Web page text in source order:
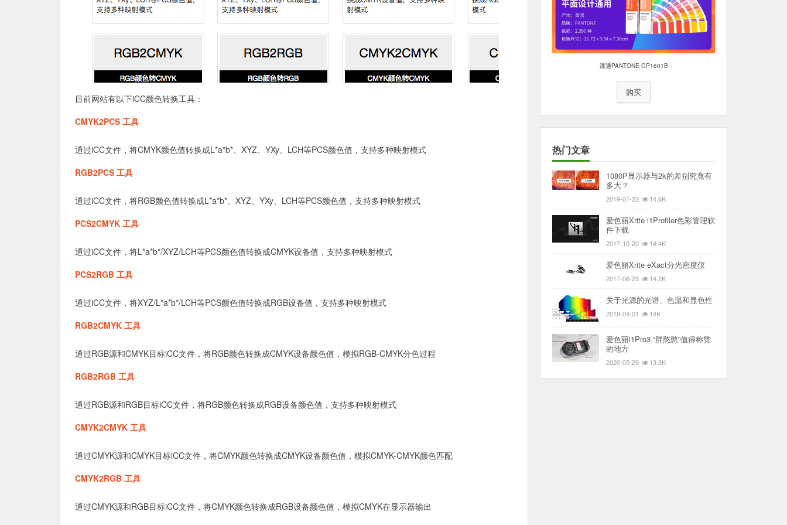
目前网站有以下iCC颜色转换工具：
CMYK2PCS 工具
通过iCC文件，将CMYK颜色值转换成L*a*b*、XYZ、YXy、LCH等PCS颜色值，支持多种映射模式
RGB2PCS 工具
通过iCC文件，将RGB颜色值转换成L*a*b*、XYZ、YXy、LCH等PCS颜色值，支持多种映射模式
PCS2CMYK 工具
通过iCC文件，将L*a*b*/XYZ/LCH等PCS颜色值转换成CMYK设备值，支持多种映射模式
PCS2RGB 工具
通过iCC文件，将XYZ/L*a*b*/LCH等PCS颜色值转换成RGB设备值，支持多种映射模式
RGB2CMYK 工具
通过RGB源和CMYK目标iCC文件，将RGB颜色转换成CMYK设备颜色值，模拟RGB-CMYK分色过程
RGB2RGB 工具
通过RGB源和RGB目标iCC文件，将RGB颜色转换成RGB设备颜色值，支持多种映射模式
CMYK2CMYK 工具
通过CMYK源和CMYK目标iCC文件，将CMYK颜色转换成CMYK设备颜色值，模拟CMYK-CMYK颜色匹配
CMYK2RGB 工具
通过CMYK源和RGB目标iCC文件，将CMYK颜色转换成RGB设备颜色值，模拟CMYK在显示器输出
潘通PANTONE GP1601B
购买
热门文章
1080P显示器与2k的差别究竟有
多大？
2019-01-22 14.6K
爱色丽Xrite i1Profiler色彩管理软
件下载
2017-10-20 14.4K
爱色丽Xrite eXact分光密度仪
2017-06-23 14.2K
关于光源的光谱、色温和显色性
2018-04-01 14K
爱色丽i1Pro3 “胖憨憨”值得称赞
的地方
2020-05-29 13.3K